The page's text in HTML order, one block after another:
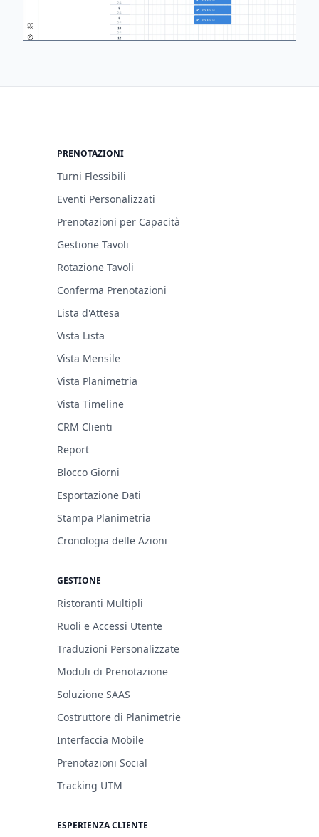
PRENOTAZIONI
Turni Flessibili
Eventi Personalizzati
Prenotazioni per Capacità
Gestione Tavoli
Rotazione Tavoli
Conferma Prenotazioni
Lista d'Attesa
Vista Lista
Vista Mensile
Vista Planimetria
Vista Timeline
CRM Clienti
Report
Blocco Giorni
Esportazione Dati
Stampa Planimetria
Cronologia delle Azioni
GESTIONE
Ristoranti Multipli
Ruoli e Accessi Utente
Traduzioni Personalizzate
Moduli di Prenotazione
Soluzione SAAS
Costruttore di Planimetrie
Interfaccia Mobile
Prenotazioni Social
Tracking UTM
ESPERIENZA CLIENTE